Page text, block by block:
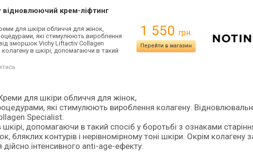
відновлюючий крем-ліфтинг
для шкіри обличчя для жінок,
які стимулюють вироблення
зморшок Vichy Liftactiv Collagen
в шкірі, допомагаючи в такий
1 550 грн.
Перейти в магазин
для шкіри обличчя для жінок,
які стимулюють вироблення колагену.
Specialist.
допомагаючи в такий спосіб у боротьбі з ознаками
бляклих контурів і нерівномірному тоні шкіри. Окрім колагену
дійсно інтенсивного anti-age-ефекту.